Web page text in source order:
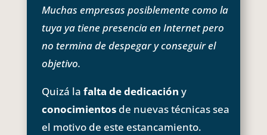
Muchas empresas posiblemente como la
tuya ya tiene presencia en Internet pero
no termina de despegar y conseguir el
objetivo.
Quizá la falta de dedicación y
conocimientosde nuevas técnicas sea
el motivo de este estancamiento.